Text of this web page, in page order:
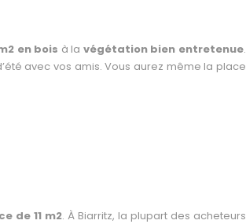
en bois à la végétation bien entretenue.
avec vos amis. Vous aurez même la place
de 11 m2. À Biarritz, la plupart des acheteurs